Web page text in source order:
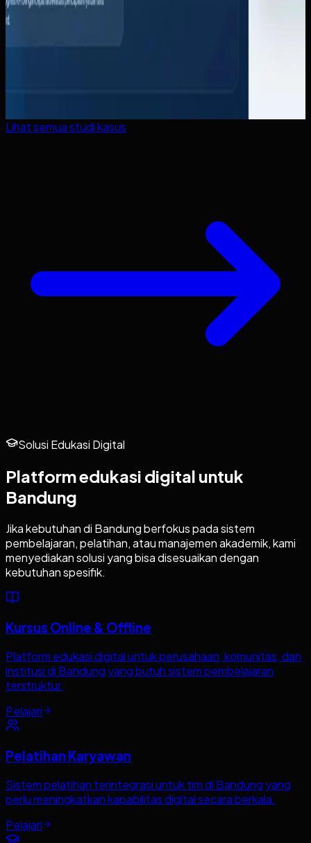
Lihat semua studi kasus
Solusi Edukasi Digital
Platform edukasi digital untuk
Bandung
Jika kebutuhan di Bandungberfokus pada sistem
pembelajaran, pelatihan, atau manajemen akademik, kami
menyediakan solusi yang bisa disesuaikan dengan
kebutuhan spesifik.
Kursus Online & Offline
Platform edukasi digital untuk perusahaan, komunitas, dan
institusi di Bandung yang butuh sistem pembelajaran
terstruktur.
Pelajari
Pelatihan Karyawan
Sistem pelatihan terintegrasi untuk tim di Bandung yang
perlu meningkatkan kapabilitas digital secara berkala.
Pelajari